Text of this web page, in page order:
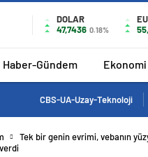
DOLAR
47,7436 0.18%
Haber-Gündem Ekonomi
CBS-UA-Uzay-Teknoloji
Tek bir genin evrimi, vebanın